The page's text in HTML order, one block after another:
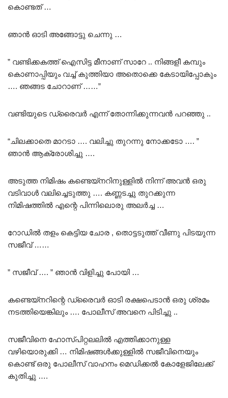
കൊണ്ടത് …
ഞാൻ ഓടി അങ്ങോട്ടു ചെന്നു …
” വണ്ടിക്കകത്ത് ഐസിട്ട മീനാണ് സാറേ .. നിങ്ങളീ കമ്പും
കൊണാപ്പിയും വച്ച് കുത്തിയാ അതൊക്കെ കേടായിപ്പോകും
…. ഞങ്ങട ചോറാണ് ……”
വണ്ടിയുടെ ഡ്രൈവർ എന്ന് തോന്നിക്കുന്നവൻ പറഞ്ഞു ..
“ചിലക്കാതെ മാറടാ …. വലിച്ചു തുറന്നു നോക്കടോ …. ”
ഞാൻ ആക്രോശിച്ചു ….
അടുത്ത നിമിഷം കണ്ടെയ്നറിനുള്ളിൽ നിന്ന് അവൻ ഒരു
വടിവാൾ വലിച്ചെടുത്തു …. കണ്ണടച്ചു തുറക്കുന്ന
നിമിഷത്തിൽ എന്റെ പിന്നിലൊരു അലർച്ച …
റോഡിൽ തളം കെട്ടിയ ചോര , തൊട്ടടുത്ത് വീണു പിടയുന്ന
സജീവ് ……
” സജീവ് …. ” ഞാൻ വിളിച്ചു പോയി …
കണ്ടെയ്നറിന്റെ ഡ്രൈവർ ഓടി രക്ഷപെടാൻ ഒരു ശ്രമം
നടത്തിയെങ്കിലും …. പോലീസ് അവനെ പിടിച്ചു ..
സജീവിനെ ഹോസ്പിറ്റലലിൽ എത്തിക്കാനുള്ള
വഴിയൊരുക്കി … നിമിഷങ്ങൾക്കുള്ളിൽ സജീവിനെയും
കൊണ്ട് ഒരു പോലീസ് വാഹനം മെഡിക്കൽ കോളേജിലേക്ക്
കുതിച്ചു ….